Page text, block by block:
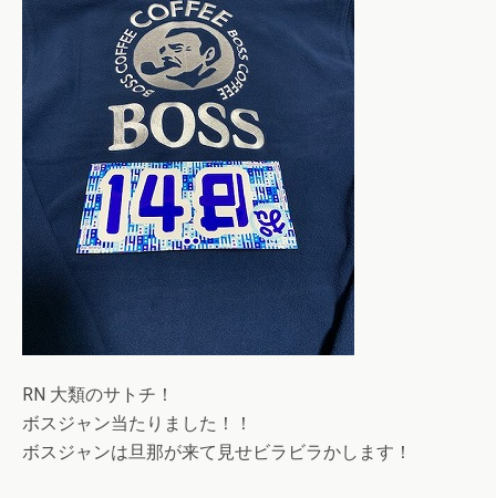
RN 大類のサトチ！
ボスジャン当たりました！！
ボスジャンは旦那が来て見せビラビラかします！